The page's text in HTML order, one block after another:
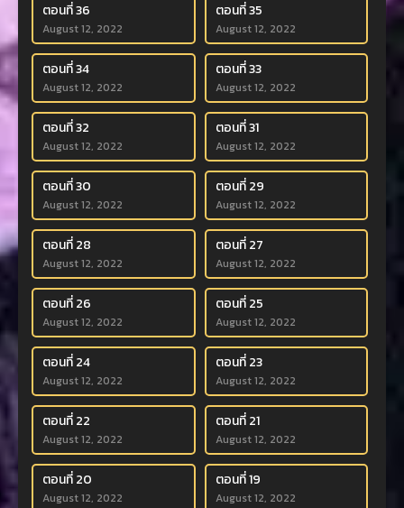
ตอนที่ 36
August 12, 2022
ตอนที่ 35
August 12, 2022
ตอนที่ 34
August 12, 2022
ตอนที่ 33
August 12, 2022
ตอนที่ 32
August 12, 2022
ตอนที่ 31
August 12, 2022
ตอนที่ 30
August 12, 2022
ตอนที่ 29
August 12, 2022
ตอนที่ 28
August 12, 2022
ตอนที่ 27
August 12, 2022
ตอนที่ 26
August 12, 2022
ตอนที่ 25
August 12, 2022
ตอนที่ 24
August 12, 2022
ตอนที่ 23
August 12, 2022
ตอนที่ 22
August 12, 2022
ตอนที่ 21
August 12, 2022
ตอนที่ 20
August 12, 2022
ตอนที่ 19
August 12, 2022